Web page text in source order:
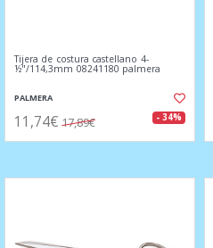
Tijera de costura castellano 4-
½"/114,3mm 08241180 palmera
PALMERA
11,74€ 17,89€ - 34%